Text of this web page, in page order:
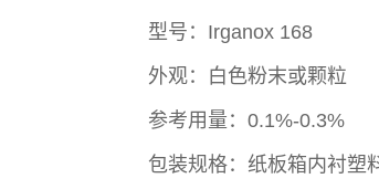
型号：Irganox 168
外观：白色粉末或颗粒
参考用量：0.1%-0.3%
包装规格：纸板箱内衬塑